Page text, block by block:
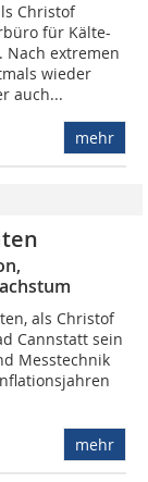
Christof
für Kälte-
Nach extremen
wieder
auch...
mehr
als Christof
Cannstatt sein
Messtechnik
mehr